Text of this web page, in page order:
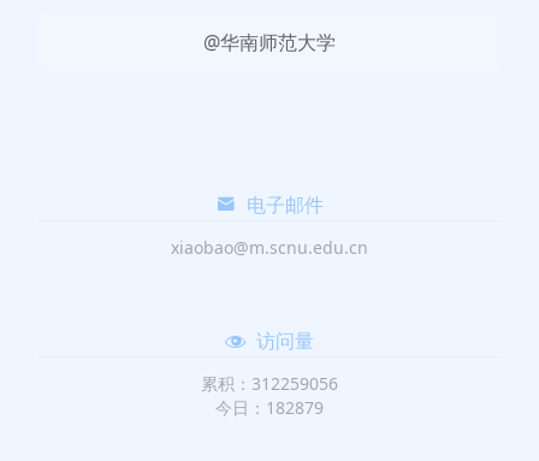
@华南师范大学
电子邮件
xiaobao@m.scnu.edu.cn
访问量
累积：312259056
今日：182879